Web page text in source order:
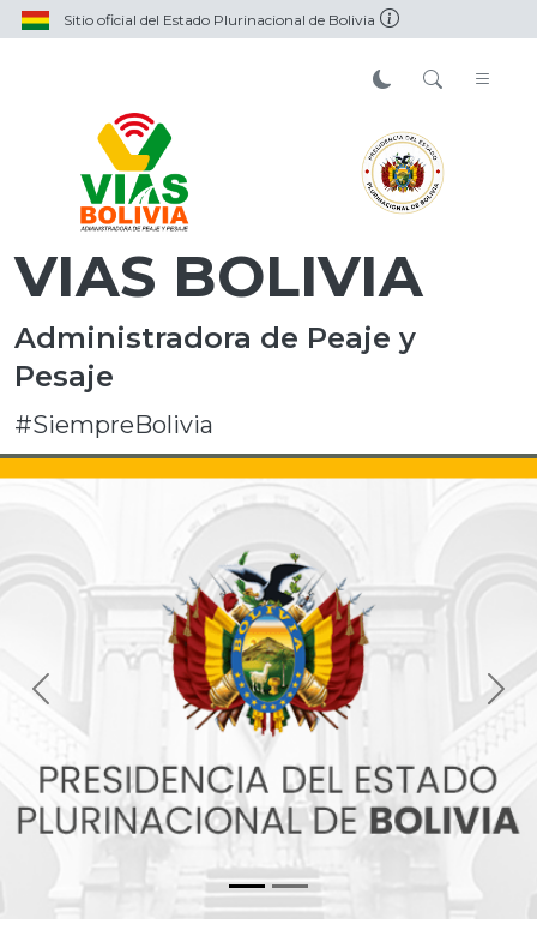
Sitio oficial del Estado Plurinacional de Bolivia
VIAS BOLIVIA
Administradora de Peaje y
Pesaje
#SiempreBolivia